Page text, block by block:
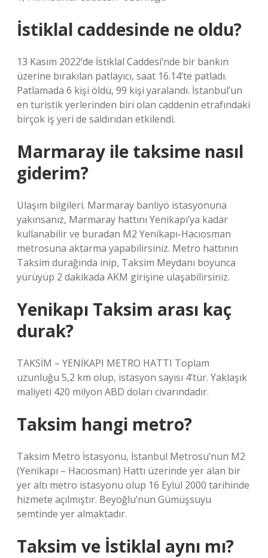
İstiklal caddesinde ne oldu?
13 Kasım 2022’de İstiklal Caddesi’nde bir bankın
üzerine bırakılan patlayıcı, saat 16.14’te patladı.
Patlamada 6 kişi öldü, 99 kişi yaralandı. İstanbul’un
en turistik yerlerinden biri olan caddenin etrafındaki
birçok iş yeri de saldırıdan etkilendi.
Marmaray ile taksime nasıl
giderim?
Ulaşım bilgileri. Marmaray banliyö istasyonuna
yakınsanız, Marmaray hattını Yenikapı’ya kadar
kullanabilir ve buradan M2 Yenikapı-Hacıosman
metrosuna aktarma yapabilirsiniz. Metro hattının
Taksim durağında inip, Taksim Meydanı boyunca
yürüyüp 2 dakikada AKM girişine ulaşabilirsiniz.
Yenikapı Taksim arası kaç
durak?
TAKSİM – YENİKAPI METRO HATTI Toplam
uzunluğu 5,2 km olup, istasyon sayısı 4’tür. Yaklaşık
maliyeti 420 milyon ABD doları civarındadır.
Taksim hangi metro?
Taksim Metro İstasyonu, İstanbul Metrosu’nun M2
(Yenikapı – Hacıosman) Hattı üzerinde yer alan bir
yer altı metro istasyonu olup 16 Eylül 2000 tarihinde
hizmete açılmıştır. Beyoğlu’nun Gümüşsuyu
semtinde yer almaktadır.
Taksim ve İstiklal aynı mı?